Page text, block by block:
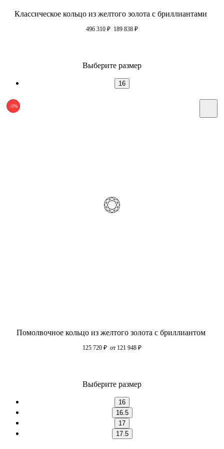
Классическое кольцо из желтого золота с бриллиантами
496 310 ₽ 189 838 ₽
Выберите размер
16
-3%
Помолвочное кольцо из желтого золота с бриллиантом
125 720 ₽ от 121 948 ₽
Выберите размер
16
16.5
17
17.5